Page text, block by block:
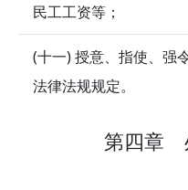
民工工资等；
(十一) 授意、指使、强
法律法规规定。
第四章